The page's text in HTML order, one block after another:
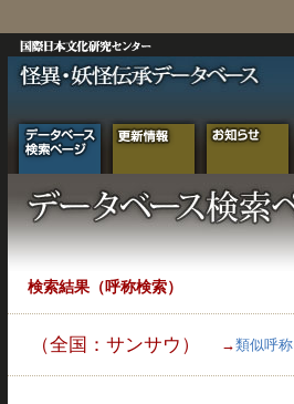
検索結果（呼称検索）
（全国：サンサウ） →類似呼称